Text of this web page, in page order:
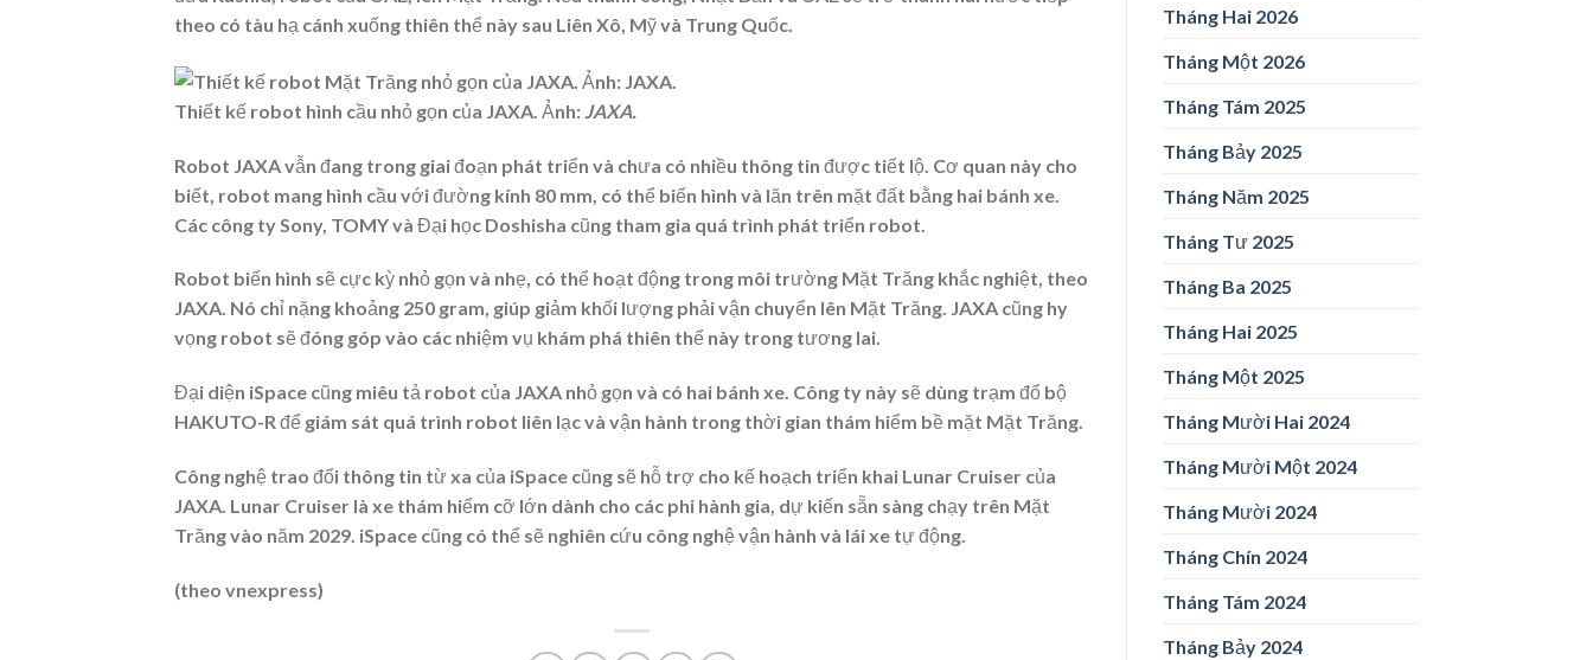
theo có tàu hạ cánh xuống thiên thể này sau Liên Xô, Mỹ và Trung Quốc.
Thiết kế robot hình cầu nhỏ gọn của JAXA. Ảnh: JAXA.
Robot JAXA vẫn đang trong giai đoạn phát triển và chưa có nhiều thông tin được tiết lộ. Cơ quan này cho
biết, robot mang hình cầu với đường kính 80 mm, có thể biến hình và lăn trên mặt đất bằng hai bánh xe.
Các công ty Sony, TOMY và Đại học Doshisha cũng tham gia quá trình phát triển robot.
Robot biến hình sẽ cực kỳ nhỏ gọn và nhẹ, có thể hoạt động trong môi trường Mặt Trăng khắc nghiệt, theo
JAXA. Nó chỉ nặng khoảng 250 gram, giúp giảm khối lượng phải vận chuyển lên Mặt Trăng. JAXA cũng hy
vọng robot sẽ đóng góp vào các nhiệm vụ khám phá thiên thể này trong tương lai.
Đại diện iSpace cũng miêu tả robot của JAXA nhỏ gọn và có hai bánh xe. Công ty này sẽ dùng trạm đổ bộ
HAKUTO-R để giám sát quá trình robot liên lạc và vận hành trong thời gian thám hiểm bề mặt Mặt Trăng.
Công nghệ trao đổi thông tin từ xa của iSpace cũng sẽ hỗ trợ cho kế hoạch triển khai Lunar Cruiser của
JAXA. Lunar Cruiser là xe thám hiểm cỡ lớn dành cho các phi hành gia, dự kiến sẵn sàng chạy trên Mặt
Trăng vào năm 2029. iSpace cũng có thể sẽ nghiên cứu công nghệ vận hành và lái xe tự động.
(theo vnexpress)
Tháng Hai 2026
Tháng Một 2026
Tháng Tám 2025
Tháng Bảy 2025
Tháng Năm 2025
Tháng Tư 2025
Tháng Ba 2025
Tháng Hai 2025
Tháng Một 2025
Tháng Mười Hai 2024
Tháng Mười Một 2024
Tháng Mười 2024
Tháng Chín 2024
Tháng Tám 2024
Tháng Bảy 2024